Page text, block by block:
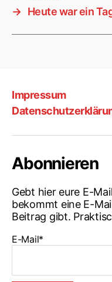
→ Heute war ein
Impressum
Abonnieren
Gebt hier eure E-
bekommt eine E-
Beitrag gibt.
E-Mail*